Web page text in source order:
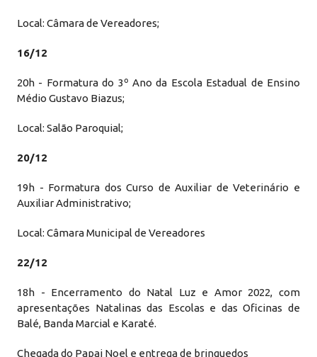
Local: Câmara de Vereadores;
16/12
20h - Formatura do 3º Ano da Escola Estadual de Ensino
Médio Gustavo Biazus;
Local: Salão Paroquial;
20/12
19h - Formatura dos Curso de Auxiliar de Veterinário e
Auxiliar Administrativo;
Local: Câmara Municipal de Vereadores
22/12
18h - Encerramento do Natal Luz e Amor 2022, com
apresentações Natalinas das Escolas e das Oficinas de
Balé, Banda Marcial e Karaté.
Chegada do Papai Noel e entrega de brinquedos